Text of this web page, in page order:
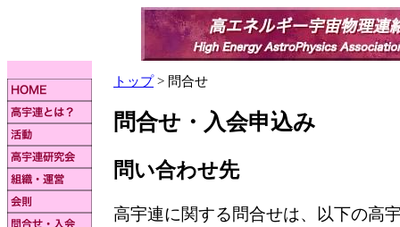
トップ> 問合せ
問合せ・入会申込み
問い合わせ先
高宇連に関する問合せは、以下の高